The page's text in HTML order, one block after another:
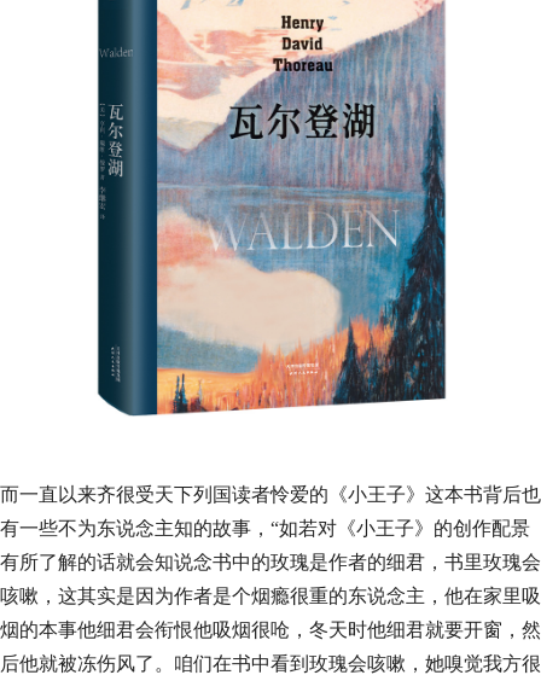
而一直以来齐很受天下列国读者怜爱的《小王子》这本书背后也
有一些不为东说念主知的故事，“如若对《小王子》的创作配景
有所了解的话就会知说念书中的玫瑰是作者的细君，书里玫瑰会
咳嗽，这其实是因为作者是个烟瘾很重的东说念主，他在家里吸
烟的本事他细君会衔恨他吸烟很呛，冬天时他细君就要开窗，然
后他就被冻伤风了。咱们在书中看到玫瑰会咳嗽，她嗅觉我方很